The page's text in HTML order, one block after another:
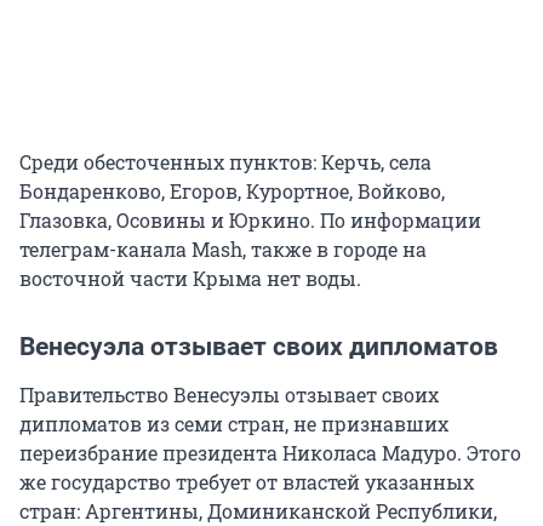
Среди обесточенных пунктов: Керчь, села
Бондаренково, Егоров, Курортное, Войково,
Глазовка, Осовины и Юркино. По информации
телеграм-канала Mash, также в городе на
восточной части Крыма нет воды.
Венесуэла отзывает своих дипломатов
Правительство Венесуэлы отзывает своих
дипломатов из семи стран, не признавших
переизбрание президента Николаса Мадуро. Этого
же государство требует от властей указанных
стран: Аргентины, Доминиканской Республики,